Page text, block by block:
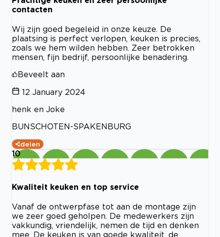
contacten
Wij zijn goed begeleid in onze keuze. De
plaatsing is perfect verlopen, keuken is precies,
zoals we hem wilden hebben. Zeer betrokken
mensen, fijn bedrijf, persoonlijke benadering.
Beveelt aan
12 January 2024
henk en Joke
BUNSCHOTEN-SPAKENBURG
delen
10
Kwaliteit keuken en top service
Vanaf de ontwerpfase tot aan de montage zijn
we zeer goed geholpen. De medewerkers zijn
vakkundig, vriendelijk, nemen de tijd en denken
mee. De keuken is van goede kwaliteit, de